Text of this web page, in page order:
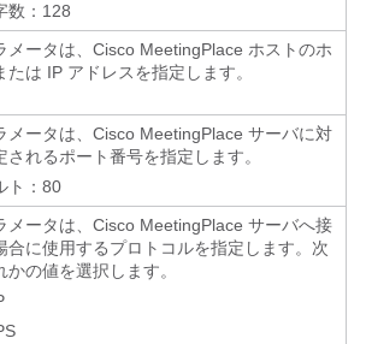
数：128
メータは、Cisco MeetingPlace ホストのホ
たは IP アドレスを指定します。
メータは、Cisco MeetingPlace サーバに対
されるポート番号を指定します。
ト：80
メータは、Cisco MeetingPlace サーバへ接
合に使用するプロトコルを指定します。次
かの値を選択します。